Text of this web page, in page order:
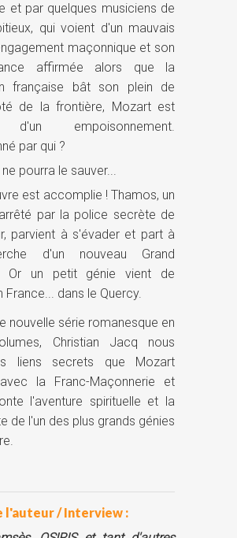
et par quelques musiciens de
qui voient d'un mauvais
maçonnique et son
affirmée alors que la
française bât son plein de
de la frontière, Mozart est
d'un empoisonnement.
par qui ?
pourra le sauver...
est accomplie ! Thamos, un
par la police secrète de
parvient à s'évader et part à
d'un nouveau Grand
Or un petit génie vient de
France... dans le Quercy.
nouvelle série romanesque en
Christian Jacq nous
liens secrets que Mozart
la Franc-Maçonnerie et
l'aventure spirituelle et la
de l'un des plus grands génies
l'auteur / Interview :